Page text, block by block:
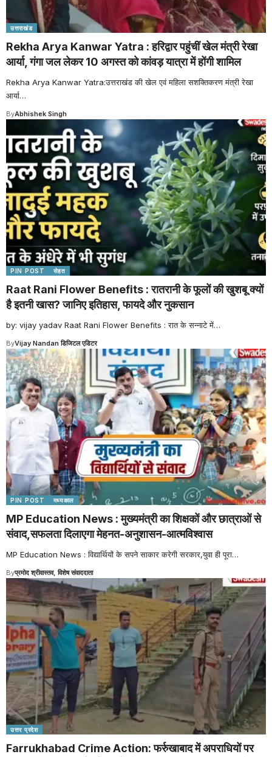
उत्तराखंड
Rekha Arya Kanwar Yatra : हरिद्वार पहुंचीं खेल मंत्री रेखा
आर्या, गंगा जल लेकर 10 अगस्त को कांवड़ यात्रा में होंगी शामिल
Rekha Arya Kanwar Yatra:उत्तराखंड की खेल एवं महिला सशक्तिकरण मंत्री रेखा
आर्या…
ByAbhishek Singh
PIN POST सेहत
Raat Rani Flower Benefits : रातरानी के फूलों की खुशबू क्यों
है इतनी खास? जानिए इतिहास, फायदे और नुकसान
by: vijay yadav Raat Rani Flower Benefits : रात के सन्नाटे में…
ByVijay Nandan डिजिटल एडिटर
PIN POST मध्यकाल
MP Education News : मुख्यमंत्री का शिक्षकों और छात्राओं से
संवाद,सफलता दिलाएगा मेहनत-अनुशासन-आत्मविश्वास
MP Education News : विद्यार्थियों के सपने साकार करेगी सरकार,युवा ही पूरा…
Byप्रमोद श्रीवास्तव, विशेष संवाददाता
उत्तर प्रदेश
Farrukhabad Crime Action: फर्रुखाबाद में अपराधियों पर